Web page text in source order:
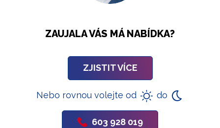
ZAUJALA VÁS MÁ NABÍDKA?
ZJISTIT VÍCE
Nebo rovnou volejte od do
603 928 019